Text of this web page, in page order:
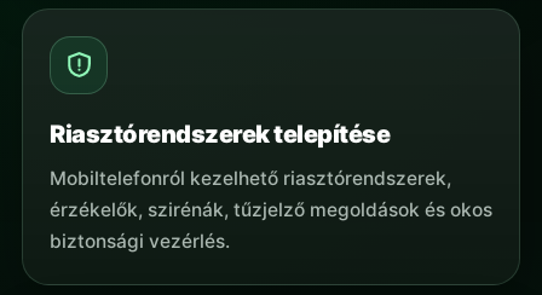
Riasztórendszerek telepítése
Mobiltelefonról kezelhető riasztórendszerek,
érzékelők, szirénák, tűzjelző megoldások és okos
biztonsági vezérlés.